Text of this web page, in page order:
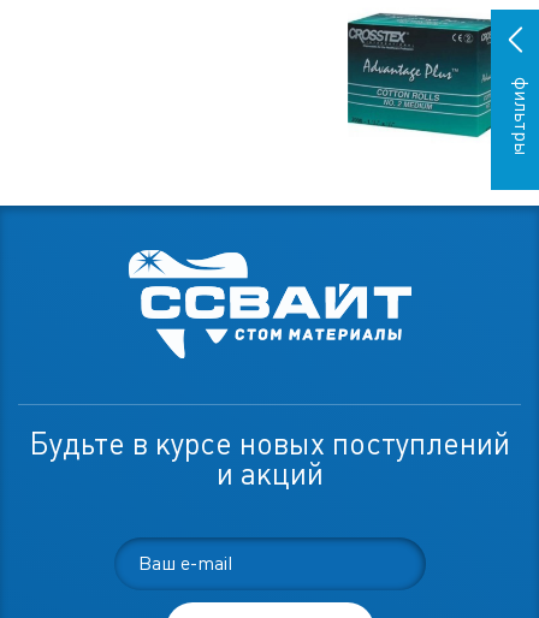
фильтры
Будьте в курсе новых поступлений
и акций